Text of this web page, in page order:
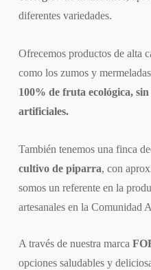
diferentes variedades.
Ofrecemos productos de alta
como los zumos y
100% de fruta ecológica,
artificiales.
También tenemos una finca
cultivo de piparra, con
somos un referente en la
artesanales en la Comunidad
A través de nuestra marca
opciones saludables y